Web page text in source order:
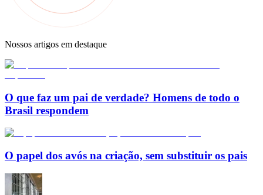
Nossos artigos em destaque
O que faz um pai de verdade? Homens de todo o
Brasil respondem
O papel dos avós na criação, sem substituir os pais